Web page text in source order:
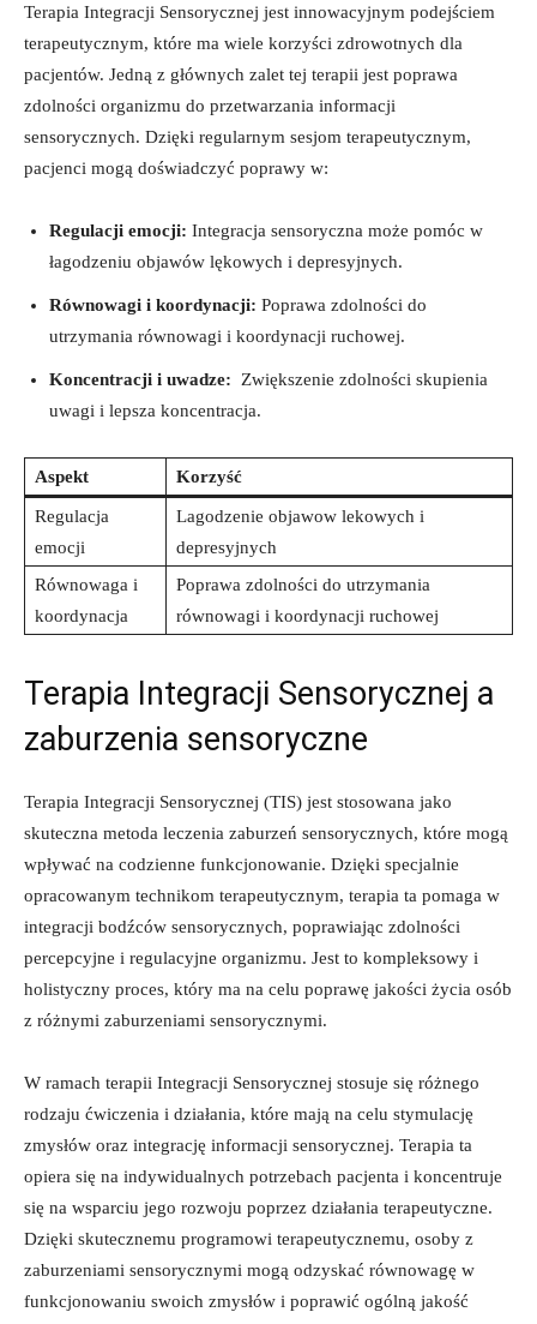
Terapia Integracji Sensorycznej jest innowacyjnym podejściem
terapeutycznym, które ma wiele korzyści zdrowotnych dla
pacjentów. Jedną z głównych zalet tej terapii jest poprawa
zdolności organizmu do przetwarzania informacji‌
sensorycznych. Dzięki⁣ regularnym sesjom terapeutycznym,
⁤pacjenci⁢ mogą doświadczyć poprawy w:
Regulacji‍ emocji: ‍Integracja sensoryczna‌ może pomóc w
łagodzeniu objawów lękowych ⁢i depresyjnych.
Równowagi i koordynacji: Poprawa zdolności ⁤do
utrzymania równowagi⁤ i koordynacji⁤ ruchowej.
Koncentracji i ⁢uwadze: ⁢ Zwiększenie zdolności skupienia⁣
uwagi i lepsza koncentracja.
Aspekt Korzyść
Regulacja
emocji
Lagodzenie⁣ objawow‍ lekowych i
depresyjnych
Równowaga i
koordynacja
Poprawa zdolności⁣ do utrzymania
równowagi⁢ i koordynacji ruchowej
Terapia Integracji Sensorycznej a
zaburzenia ⁢sensoryczne
Terapia Integracji Sensorycznej (TIS) jest stosowana jako
skuteczna metoda leczenia zaburzeń ⁢sensorycznych, które mogą
wpływać na codzienne funkcjonowanie. Dzięki specjalnie
opracowanym ⁤technikom terapeutycznym, terapia ta pomaga w
integracji bodźców sensorycznych, poprawiając zdolności‌
percepcyjne i​ regulacyjne organizmu.‌ Jest to kompleksowy⁣ i
holistyczny proces, który ma na celu poprawę jakości ​życia​ osób
​z różnymi zaburzeniami sensorycznymi.
W ramach terapii Integracji Sensorycznej ⁣stosuje się różnego
rodzaju ćwiczenia i działania, które mają na celu⁢ stymulację
⁤zmysłów oraz ‍integrację informacji sensorycznej. Terapia ta
opiera się na‌ indywidualnych potrzebach pacjenta i koncentruje
się na ​wsparciu jego rozwoju poprzez działania‌ terapeutyczne.
Dzięki skutecznemu​ programowi terapeutycznemu, osoby z
zaburzeniami sensorycznymi mogą⁤ odzyskać równowagę ​w
funkcjonowaniu⁤ swoich⁣ zmysłów i poprawić⁢ ogólną jakość